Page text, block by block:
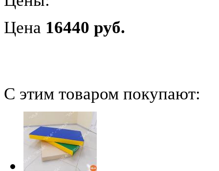
Цена 16440 руб.
C этим товаром покупают: